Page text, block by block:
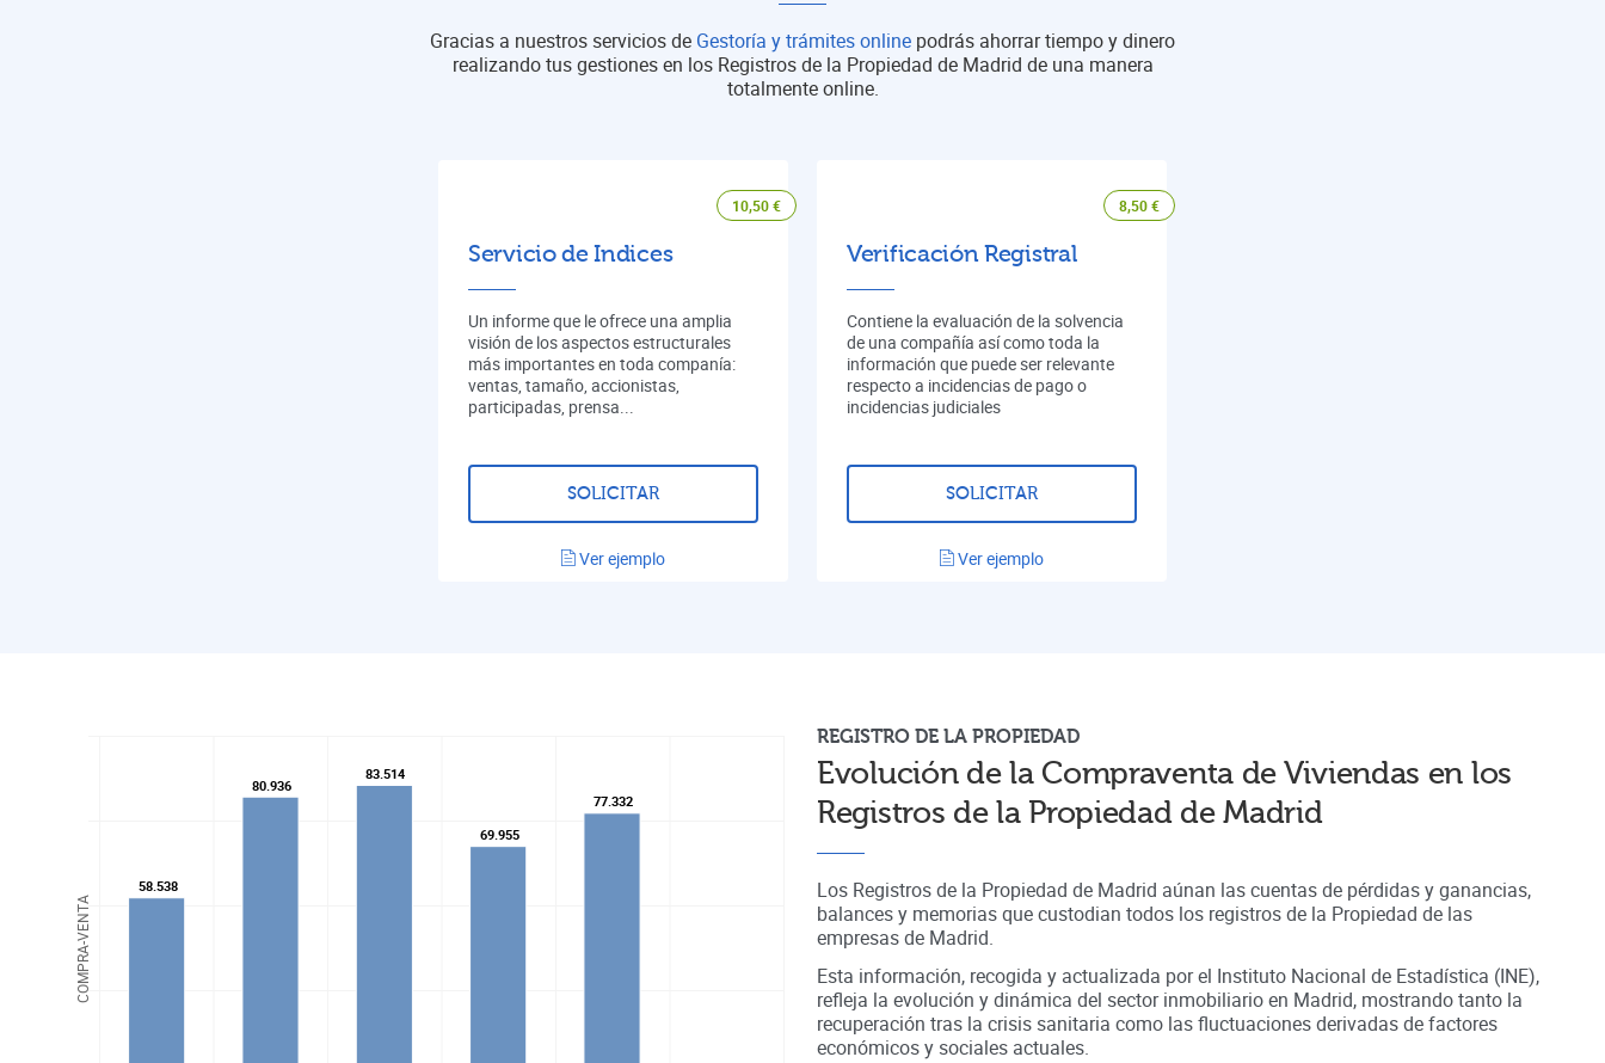
Gracias a nuestros servicios de Gestoría y trámites online podrás ahorrar tiempo y dinero
realizando tus gestiones en los Registros de la Propiedad de Madrid de una manera
totalmente online.
10,50€
Servicio de Indices
Un informe que le ofrece una amplia
visión de los aspectos estructurales
más importantes en toda companía:
ventas, tamaño, accionistas,
participadas, prensa...
SOLICITAR
Ver ejemplo
8,50€
Verificación Registral
Contiene la evaluación de la solvencia
de una compañía así como toda la
información que puede ser relevante
respecto a incidencias de pago o
incidencias judiciales
SOLICITAR
Ver ejemplo
REGISTRO DE LA PROPIEDAD
Evolución de la Compraventa de Viviendas en los
Registros de la Propiedad deMadrid
Los Registros de la Propiedad de Madrid aúnan las cuentas de pérdidas y ganancias,
balances y memorias que custodian todos los registrosde la Propiedad de las
empresas de Madrid.
Esta información, recogida y actualizada por el Instituto Nacional de Estadística (INE),
refleja la evolución y dinámica del sector inmobiliario en Madrid, mostrando tanto la
recuperación tras la crisis sanitaria como las fluctuaciones derivadas de factores
económicos y sociales actuales.
COMPRA-VENTA
58.538
58.538
80.936
80.936
83.514
83.514
69.955
69.955
77.332
77.332